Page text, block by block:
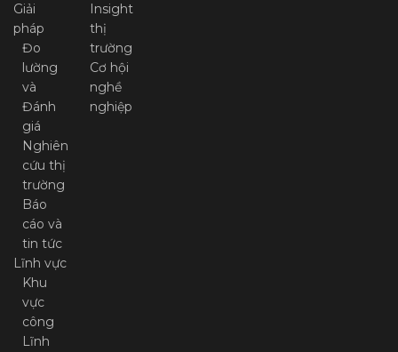
Giải
pháp
Đo
lường
và
Đánh
giá
Nghiên
cứu thị
trường
Báo
cáo và
tin tức
Lĩnh vực
Khu
vực
công
Lĩnh
Insight
thị
trường
Cơ hội
nghề
nghiệp